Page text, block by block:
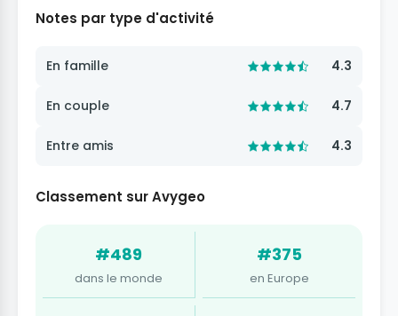
Notes par type d'activité
En famille 4.3
En couple 4.7
Entre amis 4.3
Classement sur Avygeo
#489
dans le monde
#375
en Europe